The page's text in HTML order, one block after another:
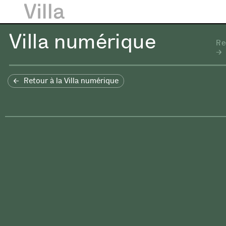
Villa numérique
Retour à la Villa numérique